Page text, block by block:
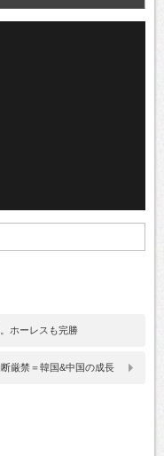
ホーレスも完勝
厳禁＝韓国&中国の成長